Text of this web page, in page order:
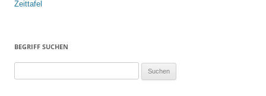
Zeittafel
BEGRIFF SUCHEN